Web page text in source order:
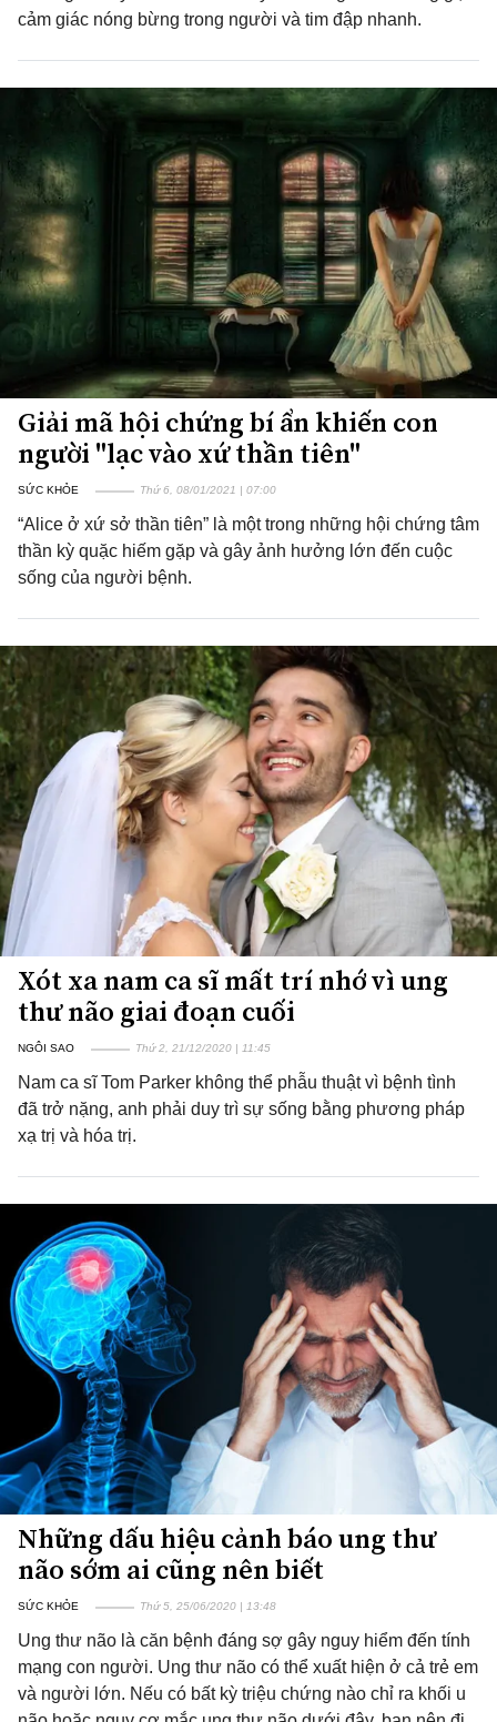
cảm giác nóng bừng trong người và tim đập nhanh.
Giải mã hội chứng bí ẩn khiến con
người "lạc vào xứ thần tiên"
SỨC KHỎE Thứ 6, 08/01/2021 | 07:00
“Alice ở xứ sở thần tiên” là một trong những hội chứng tâm
thần kỳ quặc hiếm gặp và gây ảnh hưởng lớn đến cuộc
sống của người bệnh.
Xót xa nam ca sĩ mất trí nhớ vì ung
thư não giai đoạn cuối
NGÔI SAO Thứ 2, 21/12/2020 | 11:45
Nam ca sĩ Tom Parker không thể phẫu thuật vì bệnh tình
đã trở nặng, anh phải duy trì sự sống bằng phương pháp
xạ trị và hóa trị.
Những dấu hiệu cảnh báo ung thư
não sớm ai cũng nên biết
SỨC KHỎE Thứ 5, 25/06/2020 | 13:48
Ung thư não là căn bệnh đáng sợ gây nguy hiểm đến tính
mạng con người. Ung thư não có thể xuất hiện ở cả trẻ em
và người lớn. Nếu có bất kỳ triệu chứng nào chỉ ra khối u